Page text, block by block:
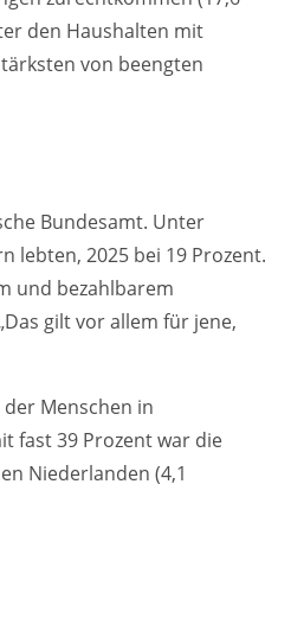
den Haushalten mit
von beengten
Bundesamt. Unter
lebten, 2025 bei 19 Prozent.
und bezahlbarem
gilt vor allem für jene,
Menschen in
fast 39 Prozent war die
Niederlanden (4,1